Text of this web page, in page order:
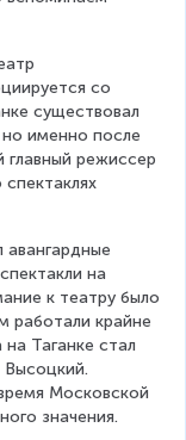
со
существовал
именно после
главный режиссер
авангардные
на
к театру было
работали крайне
Таганке стал
Высоцкий.
Московской
значения.